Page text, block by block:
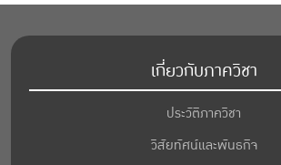
เกี่ยวกับภาควิชา
ประวัติภาควิชา
วิสัยทัศน์และพันธกิจ